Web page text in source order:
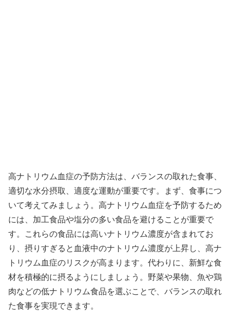
高ナトリウム血症の予防方法は、バランスの取れた食事、
適切な水分摂取、適度な運動が重要です。まず、食事につ
いて考えてみましょう。高ナトリウム血症を予防するため
には、加工食品や塩分の多い食品を避けることが重要で
す。これらの食品には高いナトリウム濃度が含まれてお
り、摂りすぎると血液中のナトリウム濃度が上昇し、高ナ
トリウム血症のリスクが高まります。代わりに、新鮮な食
材を積極的に摂るようにしましょう。野菜や果物、魚や鶏
肉などの低ナトリウム食品を選ぶことで、バランスの取れ
た食事を実現できます。